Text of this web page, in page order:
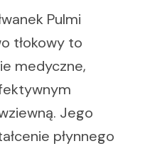
Pulmi
tłokowy to
medyczne,
Jego
płynnego